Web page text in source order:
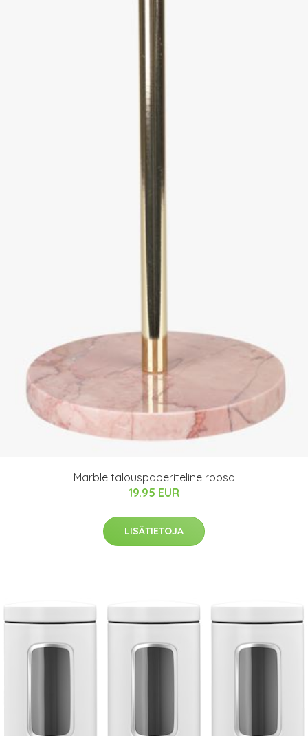
Marble talouspaperiteline roosa
19.95 EUR
LISÄTIETOJA